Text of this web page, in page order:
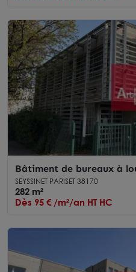
Bâtiment de bureaux à
avec parkings privatifs
SEYSSINET PARISET 38170
282 m²
Dès 95 € /m²/an HT HC